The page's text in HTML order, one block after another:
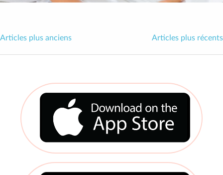
Navigation
Articles plus anciens Articles plus récents